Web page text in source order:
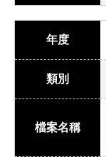
年度
類別
檔案名稱